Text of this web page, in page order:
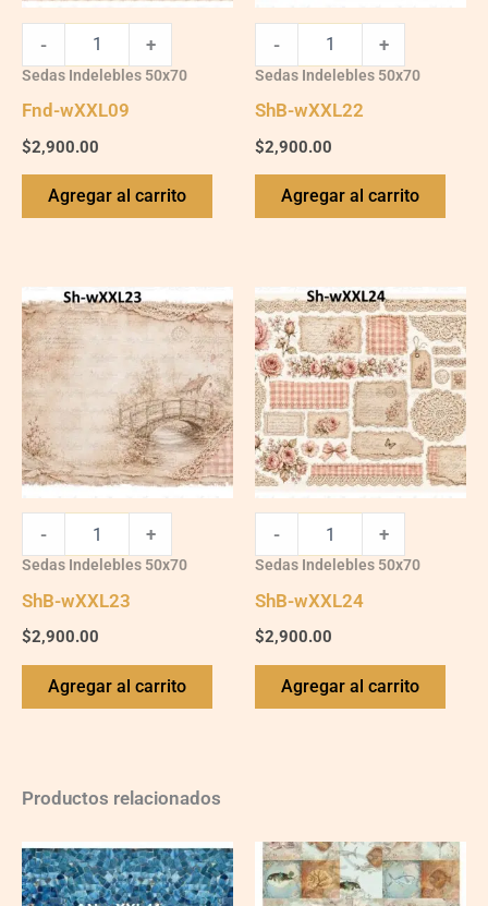
- +
Sedas Indelebles 50x70
Fnd-wXXL09
$2,900.00
Agregar al carrito
- +
Sedas Indelebles 50x70
ShB-wXXL22
$2,900.00
Agregar al carrito
ShB-
wXXL23
quantity
- +
Sedas Indelebles 50x70
ShB-wXXL23
$2,900.00
Agregar al carrito
ShB-
wXXL24
quantity
- +
Sedas Indelebles 50x70
ShB-wXXL24
$2,900.00
Agregar al carrito
Productos relacionados
AN-
wXXL11
quantity
AiM_XXL03
quantity